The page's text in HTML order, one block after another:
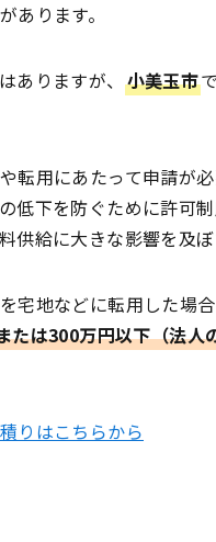
あります。
ありますが、 小美玉市
転用にあたって申請が
低下を防ぐために許可
供給に大きな影響を及ぼ
宅地などに転用した場
たは300万円以下（法人
りはこちらから